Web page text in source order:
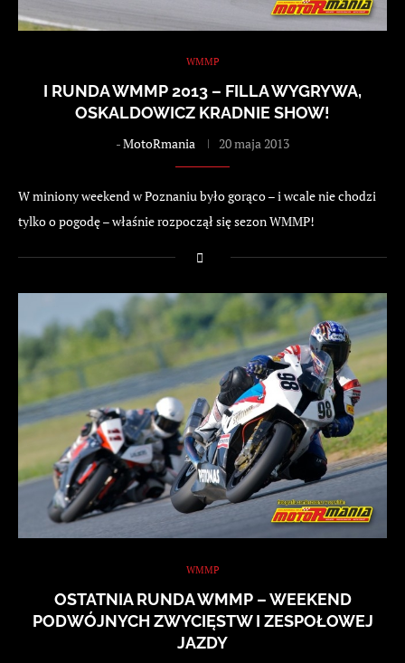
WMMP
I RUNDA WMMP 2013 – FILLA WYGRYWA,
OSKALDOWICZ KRADNIE SHOW!
-MotoRmania 20 maja 2013
W miniony weekend w Poznaniu było gorąco – i wcale nie chodzi
tylko o pogodę – właśnie rozpoczął się sezon WMMP!
WMMP
OSTATNIA RUNDA WMMP – WEEKEND
PODWÓJNYCH ZWYCIĘSTW I ZESPOŁOWEJ
JAZDY